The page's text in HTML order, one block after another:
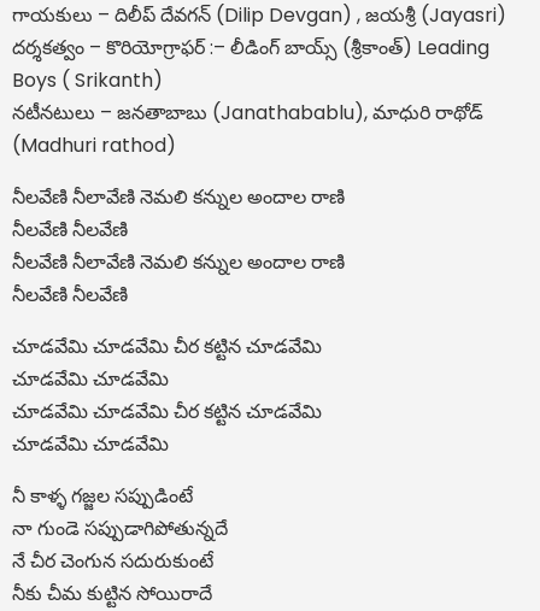
గాయకులు – దిలీప్ దేవగన్ (Dilip Devgan) , జయశ్రీ (Jayasri)
దర్శకత్వం – కొరియోగ్రాఫర్ :– లీడింగ్ బాయ్స్ (శ్రీకాంత్) Leading
Boys ( Srikanth)
నటీనటులు – జనతాబాబు (Janathabablu), మాధురి రాథోడ్
(Madhuri rathod)
నీలవేణి నీలావేణి నెమలి కన్నుల అందాల రాణి
నీలవేణి నీలవేణి
నీలవేణి నీలావేణి నెమలి కన్నుల అందాల రాణి
నీలవేణి నీలవేణి
చూడవేమి చూడవేమి చీర కట్టిన చూడవేమి
చూడవేమి చూడవేమి
చూడవేమి చూడవేమి చీర కట్టిన చూడవేమి
చూడవేమి చూడవేమి
నీ కాళ్ళ గజ్జల సప్పుడింటే
నా గుండె సప్పుడాగిపోతున్నదే
నే చీర చెంగున సదురుకుంటే
నీకు చీమ కుట్టిన సోయిరాదే